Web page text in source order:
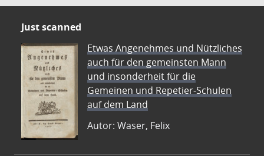
Just scanned
Etwas Angenehmes und Nützliches
auch für den gemeinsten Mann
und insonderheit für die
Gemeinen und Repetier-Schulen
auf dem Land
Autor: Waser, Felix